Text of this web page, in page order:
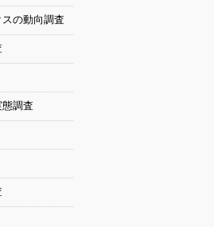
の動向調査
調査